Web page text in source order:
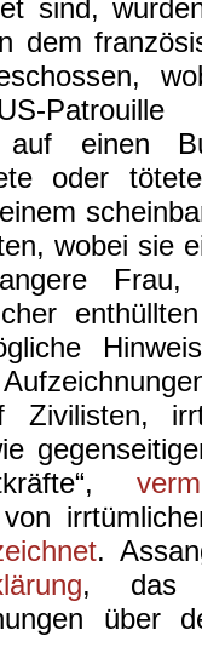
sind,
dem
auf
oder
wobei sie
Frau,
Zivilisten,
.
, das
über